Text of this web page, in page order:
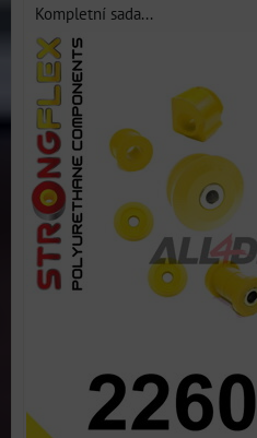
Kompletní sada...